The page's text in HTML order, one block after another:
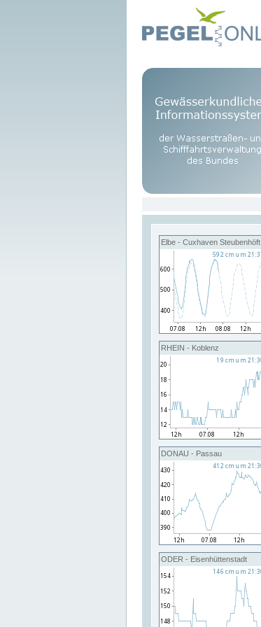
Elbe - Cuxhaven Steubenhöft
RHEIN - Koblenz
DONAU - Passau
ODER - Eisenhüttenstadt